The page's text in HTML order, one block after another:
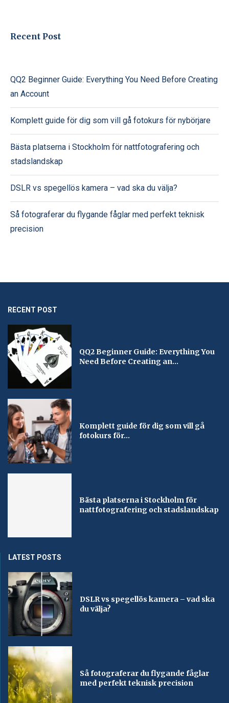
Recent Post
QQ2 Beginner Guide: Everything You Need Before Creating
an Account
Komplett guide för dig som vill gå fotokurs för nybörjare
Bästa platserna i Stockholm för nattfotografering och
stadslandskap
DSLR vs spegellös kamera – vad ska du välja?
Så fotograferar du flygande fåglar med perfekt teknisk
precision
RECENT POST
QQ2 Beginner Guide: Everything You
Need Before Creating an...
Komplett guide för dig som vill gå
fotokurs för...
Bästa platserna i Stockholm för
nattfotografering och stadslandskap
LATEST POSTS
DSLR vs spegellös kamera – vad ska
du välja?
Så fotograferar du flygande fåglar
med perfekt teknisk precision